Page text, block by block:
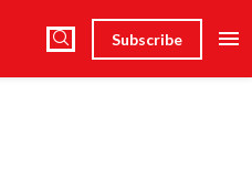
Subscribe